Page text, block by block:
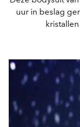
uur in beslag